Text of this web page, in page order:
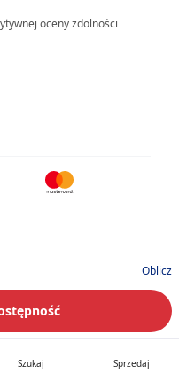
Oblicz
oceny zdolności
Szukaj Sprzedaj